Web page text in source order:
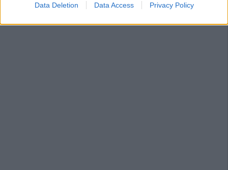
Data Deletion Data Access Privacy Policy